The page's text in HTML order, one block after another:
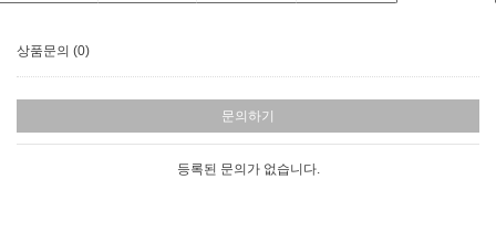
상품문의 (0)
문의하기
등록된 문의가 없습니다.